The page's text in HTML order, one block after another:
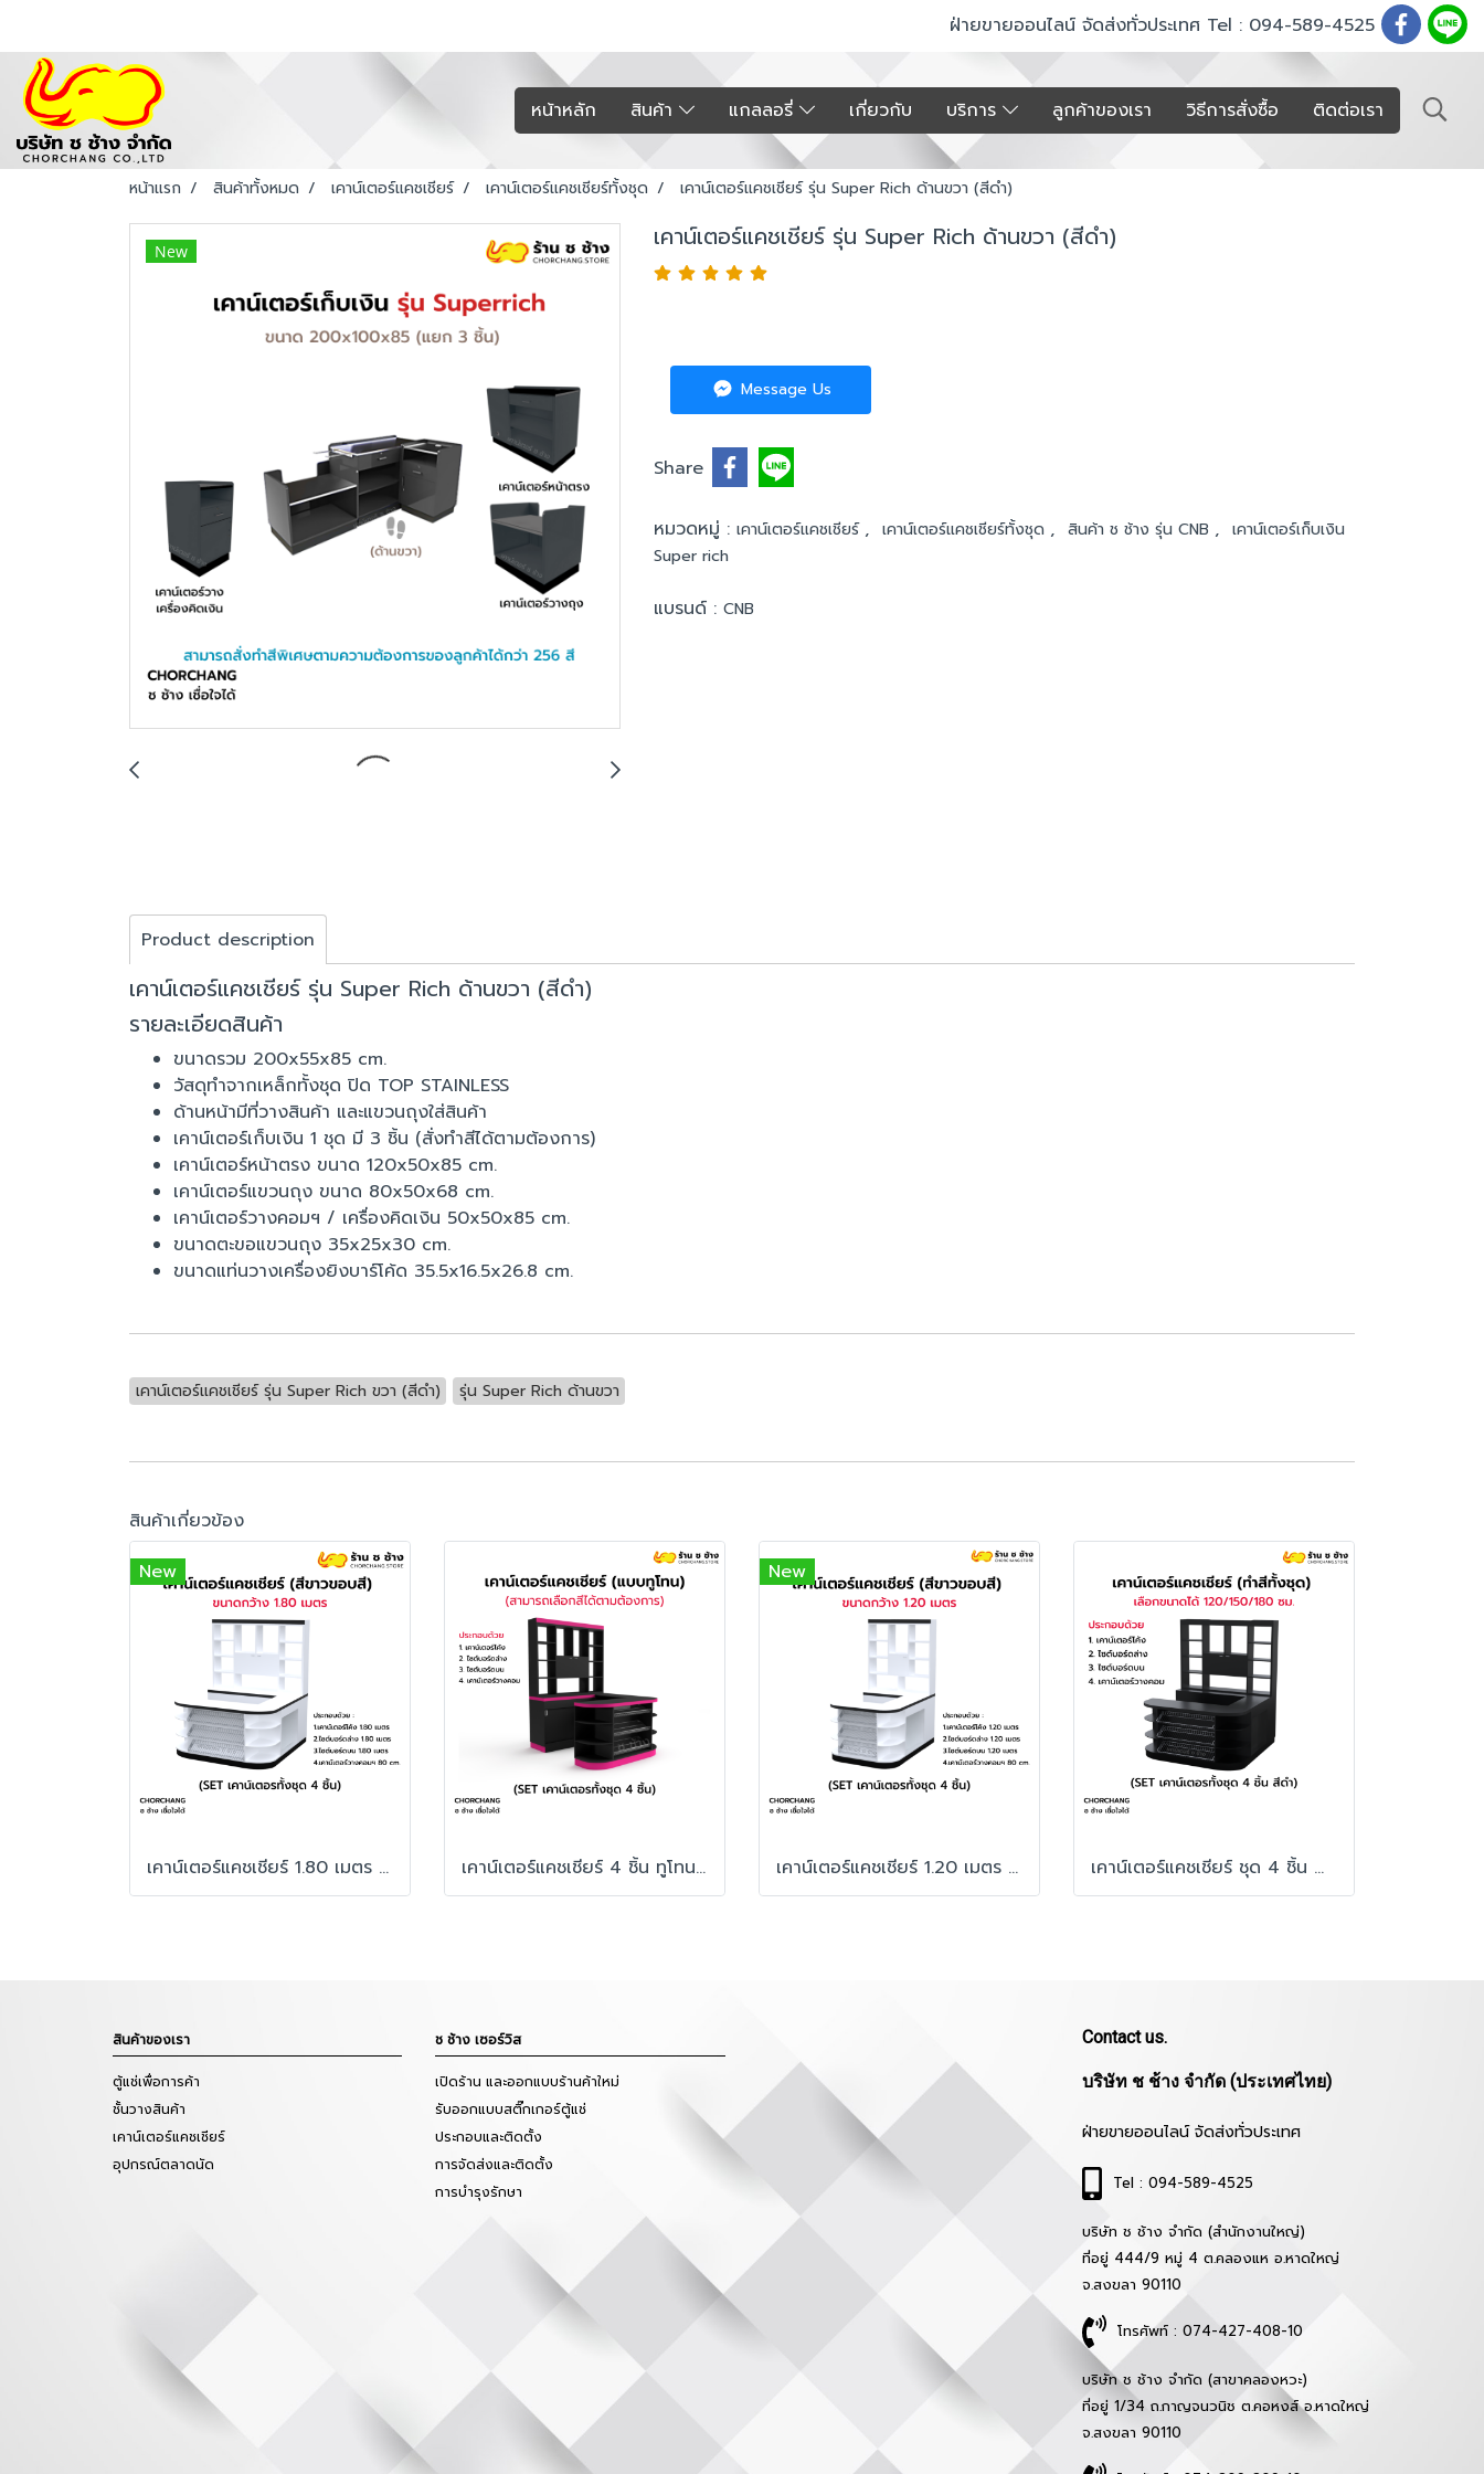
ฝ่ายขายออนไลน์ จัดส่งทั่วประเทศ Tel : 094-589-4525
หน้าหลัก สินค้า แกลลอรี่ เกี่ยวกับ บริการ ลูกค้าของเรา วิธีการสั่งซื้อ ติดต่อเรา
หน้าแรก สินค้าทั้งหมด เคาน์เตอร์แคชเชียร์ เคาน์เตอร์แคชเชียร์ทั้งชุด เคาน์เตอร์แคชเชียร์ รุ่น Super Rich ด้านขวา (สีดำ)
New เคาน์เตอร์แคชเชียร์ รุ่น Super Rich ด้านขวา (สีดำ)
Message Us
Share
หมวดหมู่ : เคาน์เตอร์แคชเชียร์ , เคาน์เตอร์แคชเชียร์ทั้งชุด , สินค้า ช ช้าง รุ่น CNB , เคาน์เตอร์เก็บเงิน
Super rich
แบรนด์ : CNB
Product description
เคาน์เตอร์แคชเชียร์ รุ่น Super Rich ด้านขวา (สีดำ)
รายละเอียดสินค้า
ขนาดรวม 200x55x85 cm.
วัสดุทำจากเหล็กทั้งชุด ปิด TOP STAINLESS
ด้านหน้ามีที่วางสินค้า และแขวนถุงใส่สินค้า
เคาน์เตอร์เก็บเงิน 1 ชุด มี 3 ชิ้น (สั่งทำสีได้ตามต้องการ)
เคาน์เตอร์หน้าตรง ขนาด 120x50x85 cm.
เคาน์เตอร์แขวนถุง ขนาด 80x50x68 cm.
เคาน์เตอร์วางคอมฯ / เครื่องคิดเงิน 50x50x85 cm.
ขนาดตะขอแขวนถุง 35x25x30 cm.
ขนาดแท่นวางเครื่องยิงบาร์โค้ด 35.5x16.5x26.8 cm.
เคาน์เตอร์แคชเชียร์ รุ่น Super Rich ขวา (สีดำ) รุ่น Super Rich ด้านขวา
สินค้าเกี่ยวข้อง
New
เคาน์เตอร์แคชเชียร์ 1.80 เมตร สีขาวขอบสี เคาน์เตอร์แคชเชียร์ 4 ชิ้น ทูโทน สั่งผลิตพิเศษ
New
เคาน์เตอร์แคชเชียร์ 1.20 เมตร สีขาวขอบสี เคาน์เตอร์แคชเชียร์ ชุด 4 ชิ้น ทำสีทั้งชุด สั่งผลิตพิเศษ
สินค้าของเรา
ตู้แช่เพื่อการค้า
ชั้นวางสินค้า
เคาน์เตอร์แคชเชียร์
อุปกรณ์ตลาดนัด
ช ช้าง เซอร์วิส
เปิดร้าน และออกแบบร้านค้าใหม่
รับออกแบบสติ๊กเกอร์ตู้แช่
ประกอบและติดตั้ง
การจัดส่งและติดตั้ง
การบำรุงรักษา
Contact us.
บริษัท ช ช้าง จำกัด (ประเทศไทย)
ฝ่ายขายออนไลน์ จัดส่งทั่วประเทศ
Tel : 094-589-4525
บริษัท ช ช้าง จำกัด (สำนักงานใหญ่)
ที่อยู่ 444/9 หมู่ 4 ต.คลองแห อ.หาดใหญ่
จ.สงขลา 90110
โทรศัพท์ : 074-427-408-10
บริษัท ช ช้าง จำกัด (สาขาคลองหวะ)
ที่อยู่ 1/34 ถ.กาญจนวนิช ต.คอหงส์ อ.หาดใหญ่
จ.สงขลา 90110